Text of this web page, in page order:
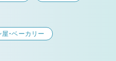
・ベーカリー